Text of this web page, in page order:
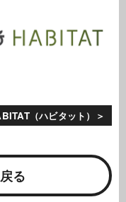
（ハビタット）
る